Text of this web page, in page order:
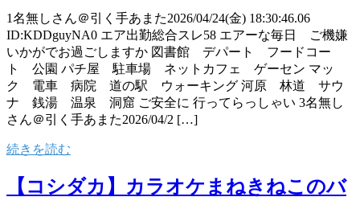
1名無しさん＠引く手あまた2026/04/24(金) 18:30:46.06
ID:KDDguyNA0 エア出勤総合スレ58 エアーな毎日 ご機嫌
いかがでお過ごしますか 図書館 デパート フードコー
ト 公園 パチ屋 駐車場 ネットカフェ ゲーセン マッ
ク 電車 病院 道の駅 ウォーキング 河原 林道 サウ
ナ 銭湯 温泉 洞窟 ご安全に 行ってらっしゃい 3名無し
さん＠引く手あまた2026/04/2 […]
続きを読む
【コシダカ】カラオケまねきねこのバ